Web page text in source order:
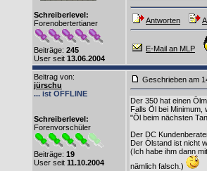
Schreiberlevel:
Forenobertertianer
Beiträge: 245
User seit 13.06.2004
Antworten
E-Mail an MLP
Beitrag von:
jürschu
... ist OFFLINE
Schreiberlevel:
Forenvorschüler
Beiträge: 19
User seit 11.10.2004
Geschrieben am
Der 350 hat einen
Falls Öl bei Minimum,
"Öl beim nächsten
Der DC
Der Ölstand ist nicht
(Ich habe ihm dann
nämlich falsch.)